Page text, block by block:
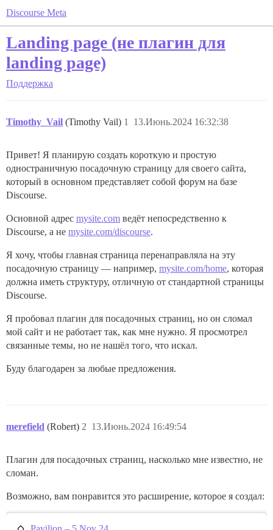
Discourse Meta
Landing page (не плагин для
landing page)
Поддержка
Timothy_Vail (Timothy Vail) 13.Июнь.2024 16:32:38
1
Привет! Я планирую создать короткую и простую
одностраничную посадочную страницу для своего сайта,
который в основном представляет собой форум на базе
Discourse.
Основной адрес mysite.com ведёт непосредственно к
Discourse, а не mysite.com/discourse.
Я хочу, чтобы главная страница перенаправляла на эту
посадочную страницу — например, mysite.com/home, которая
должна иметь структуру, отличную от стандартной страницы
Discourse.
Я пробовал плагин для посадочных страниц, но он сломал
мой сайт и не работает так, как мне нужно. Я просмотрел
связанные темы, но не нашёл того, что искал.
Буду благодарен за любые предложения.
merefield (Robert) 13.Июнь.2024 16:49:54
2
Плагин для посадочных страниц, насколько мне известно, не
сломан.
Возможно, вам понравится это расширение, которое я создал: